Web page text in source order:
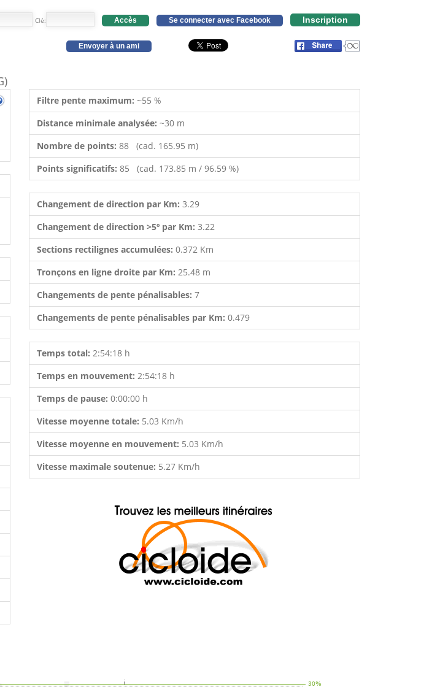
Clé: Accès Se connecter avec Facebook Inscription
Envoyer à un ami
Filtre pente maximum: ~55 %
Distance minimale analysée: ~30 m
Nombre de points: 88 (cad. 165.95 m)
Points significatifs: 85 (cad. 173.85 m / 96.59 %)
Changement de direction par Km: 3.29
Changement de direction >5º par Km: 3.22
Sections rectilignes accumulées: 0.372 Km
Tronçons en ligne droite par Km: 25.48 m
Changements de pente pénalisables: 7
Changements de pente pénalisables par Km: 0.479
Temps total: 2:54:18 h
Temps en mouvement: 2:54:18 h
Temps de pause: 0:00:00 h
Vitesse moyenne totale: 5.03 Km/h
Vitesse moyenne en mouvement: 5.03 Km/h
Vitesse maximale soutenue: 5.27 Km/h